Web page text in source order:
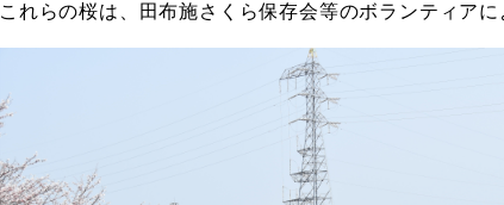
これらの桜は、田布施さくら保存会等のボランティア